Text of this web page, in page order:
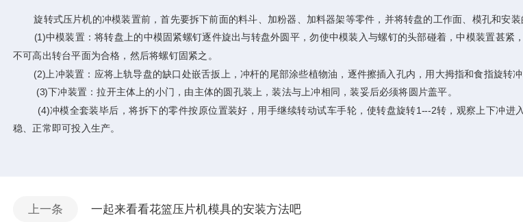
旋转式压片机的冲模装置前，首先要拆下前面的料斗、加粉器、加料器架等零件，并将转盘的工作面、模孔和安装
(1)中模装置：将转盘上的中模固紧螺钉逐件旋出与转盘外圆平，勿使中模装入与螺钉的头部碰着，中模装置甚紧
不可高出转台平面为合格，然后将螺钉固紧之。
(2)上冲装置：应将上轨导盘的缺口处嵌舌扳上，冲杆的尾部涂些植物油，逐件擦插入孔内，用大拇指和食指旋转
(3)下冲装置：拉开主体上的小门，由主体的圆孔装上，装法与上冲相同，装妥后必须将圆片盖平。
(4)冲模全套装毕后，将拆下的零件按原位置装好，用手继续转动试车手轮，使转盘旋转1---2转，观察上下冲进
稳、正常即可投入生产。
上一条 一起来看看花篮压片机模具的安装方法吧